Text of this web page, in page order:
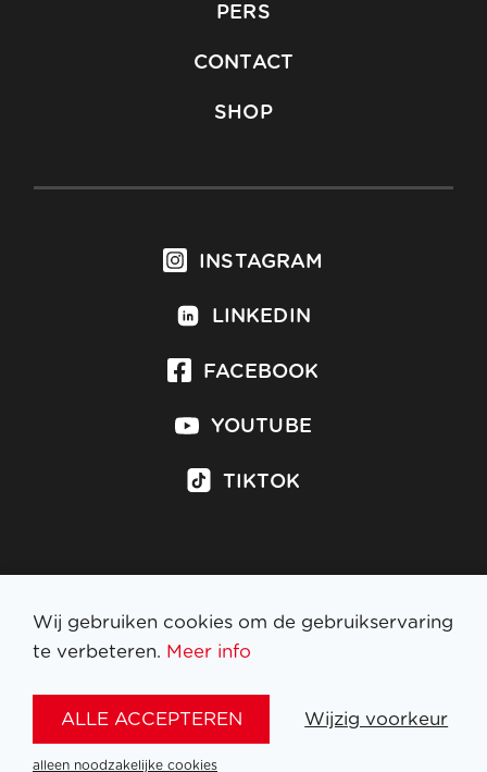
PERS
CONTACT
SHOP
INSTAGRAM
LINKEDIN
FACEBOOK
YOUTUBE
TIKTOK
Inschrijven op nieuwsbrief
Wij gebruiken cookies om de gebruikservaring
te verbeteren. Meer info
ALLE ACCEPTEREN Wijzig voorkeur
alleen noodzakelijke cookies